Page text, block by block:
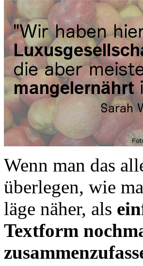
Wenn man das
überlegen, wie
läge näher, als
Textform